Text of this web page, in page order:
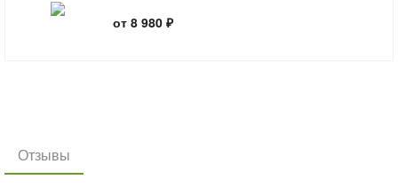
от 8 980 ₽
Отзывы